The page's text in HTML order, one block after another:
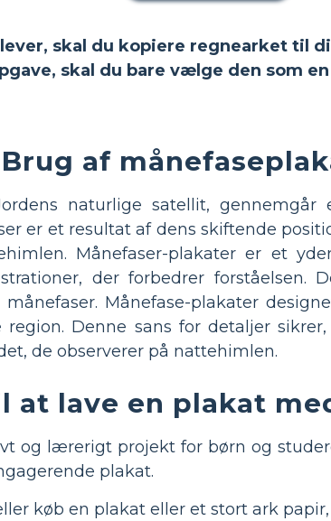
skal du kopiere regnearket til
skal du bare vælge den som
Brug af
naturlige satellit,
er et resultat af dens skiftende
Månefaser-plakater er et
der forbedrer forståelsen.
Månefase-plakater
Denne sans for detaljer
de observerer på nattehimlen.
at lave en plakat
og lærerigt projekt for børn og
plakat.
køb en plakat eller et stort ark